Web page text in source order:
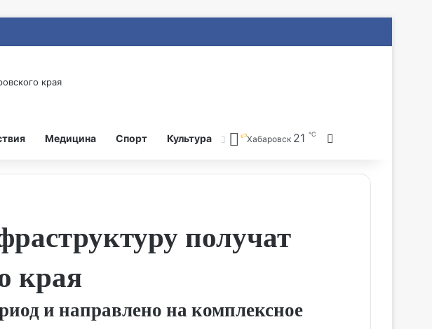
Медицина Спорт Культура Хабаровск 21 ℃
получат
края
и направлено на комплексное